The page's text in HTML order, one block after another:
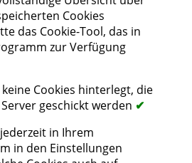
Cookies
das Cookie-Tool, das in
zur Verfügung
Cookies hinterlegt, die
geschickt werden ✔
in Ihrem
in den Einstellungen